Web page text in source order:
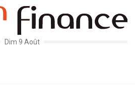
Dim 9 Août